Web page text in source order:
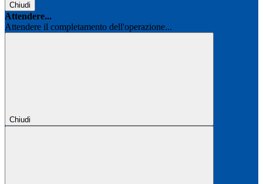
Chiudi
Attendere...
Attendere il completamento dell'operazione...
Chiudi